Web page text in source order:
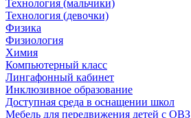
Технология (мальчики)
Технология (девочки)
Физика
Физиология
Химия
Компьютерный класс
Лингафонный кабинет
Инклюзивное образование
Доступная среда в оснащении школ
Мебель для передвижения детей с ОВЗ